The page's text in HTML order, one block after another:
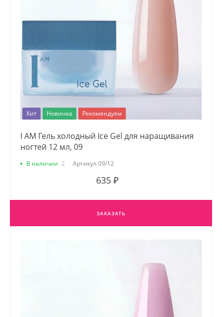
Хит Новинка Рекомендуем
I AM Гель холодный Ice Gel для наращивания
ногтей 12 мл, 09
В наличии 2 Артикул 09/12
635 ₽
ЗАКАЗАТЬ